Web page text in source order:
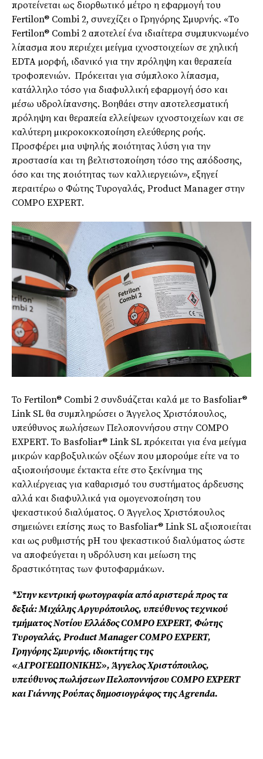
προτείνεται ως διορθωτικό µέτρο η εφαρµογή του
Fertilon® Combi 2, συνεχίζει ο Γρηγόρης Σµυρνής. «To
Fertilon® Combi 2 αποτελεί ένα ιδιαίτερα συµπυκνωµένο
λίπασµα που περιέχει µείγµα ιχνοστοιχείων σε χηλική
EDTA µορφή, ιδανικό για την πρόληψη και θεραπεία
τροφοπενιών. Πρόκειται για σύµπλοκο λίπασµα,
κατάλληλο τόσο για διαφυλλική εφαρµογή όσο και
µέσω υδρολίπανσης. Βοηθάει στην αποτελεσµατική
πρόληψη και θεραπεία ελλείψεων ιχνοστοιχείων και σε
καλύτερη µικροκοκκοποίηση ελεύθερης ροής.
Προσφέρει µια υψηλής ποιότητας λύση για την
προστασία και τη βελτιστοποίηση τόσο της απόδοσης,
όσο και της ποιότητας των καλλιεργειών», εξηγεί
περαιτέρω ο Φώτης Τυρογαλάς, Product Manager στην
COMPO EXPERT.
Το Fertilon® Combi 2 συνδυάζεται καλά µε το Basfoliar®
Link SL θα συµπληρώσει ο Άγγελος Χριστόπουλος,
υπεύθυνος πωλήσεων Πελοποννήσου στην COMPO
EXPERT. Το Basfoliar® Link SL πρόκειται για ένα µείγµα
µικρών καρβοξυλικών οξέων που µπορούµε είτε να το
αξιοποιήσουµε έκτακτα είτε στο ξεκίνηµα της
καλλιέργειας για καθαρισµό του συστήµατος άρδευσης
αλλά και διαφυλλικά για οµογενοποίηση του
ψεκαστικού διαλύµατος. Ο Άγγελος Χριστόπουλος
σηµειώνει επίσης πως το Basfoliar® Link SL αξιοποιείται
και ως ρυθµιστής pH του ψεκαστικού διαλύµατος ώστε
να αποφεύγεται η υδρόλυση και µείωση της
δραστικότητας των φυτοφαρµάκων.
*Στην κεντρική φωτογραφία από αριστερά προς τα
δεξιά: Μιχάλης Αργυρόπουλος, υπεύθυνος τεχνικού
τµήµατος Νοτίου Ελλάδος COMPO EXPERT, Φώτης
Τυρογαλάς, Product Manager COMPO EXPERT,
Γρηγόρης Σµυρνής, ιδιοκτήτης της
«ΑΓΡΟΓΕΩΠΟΝΙΚΗΣ», Άγγελος Χριστόπουλος,
υπεύθυνος πωλήσεων Πελοποννήσου COMPO EXPERT
και Γιάννης Ρούπας δηµοσιογράφος της Agrenda.